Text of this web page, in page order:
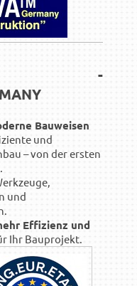
-
Bauweisen
und
– von der ersten
und
Effizienz und
Ihr Bauprojekt.